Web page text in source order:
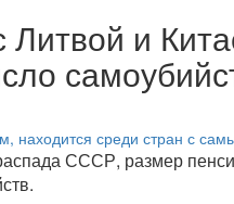
Литвой и
СССР, размер